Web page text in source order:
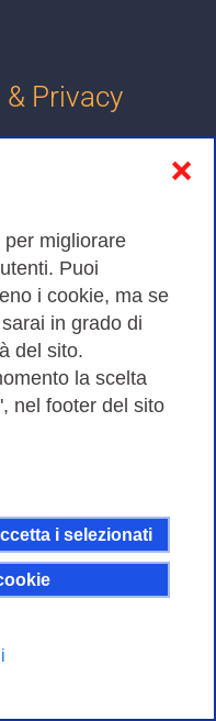
migliorare
Puoi
i cookie, ma se
in grado di
del sito.
la scelta
nel footer del sito
i selezionati
❌
Privacy
6 - 00185 Roma | Tel.
| Codice
|
tranne dove
termini della licenza
Condividi allo